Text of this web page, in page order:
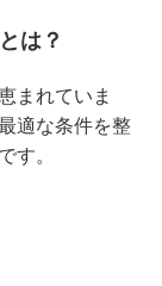
は？
まれていま
適な条件を整
す。